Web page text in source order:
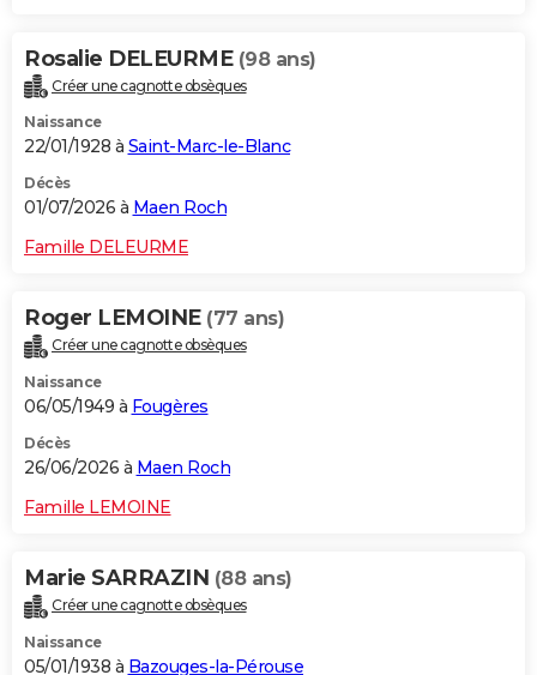
Rosalie DELEURME (98 ans)
Créer une cagnotte obsèques
Naissance
22/01/1928 à Saint-Marc-le-Blanc
Décès
01/07/2026 à Maen Roch
Famille DELEURME
Roger LEMOINE (77 ans)
Créer une cagnotte obsèques
Naissance
06/05/1949 à Fougères
Décès
26/06/2026 à Maen Roch
Famille LEMOINE
Marie SARRAZIN (88 ans)
Créer une cagnotte obsèques
Naissance
05/01/1938 à Bazouges-la-Pérouse